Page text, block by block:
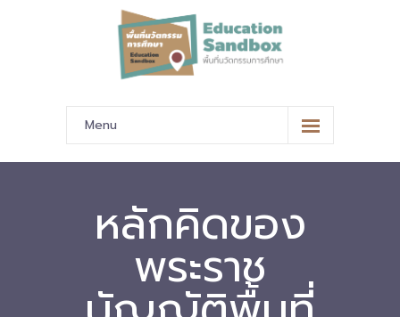
Menu
หน้าหลัก
-- มาตรฐานข้อมูลและมาตรฐานการแลกเปลี่ยนข้อมูล
-- สถานศึกษานำร่อง
-- EdusandboxGM
หลักคิดของ
พระราช